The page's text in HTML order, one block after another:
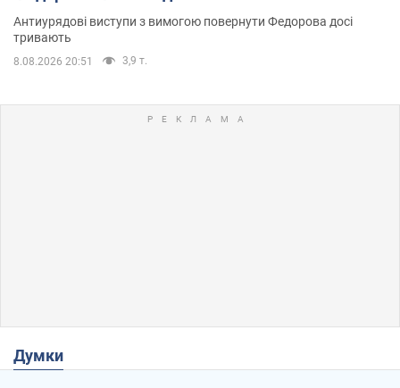
Антиурядові виступи з вимогою повернути Федорова досі
тривають
8.08.2026 20:51 3,9 т.
Думки